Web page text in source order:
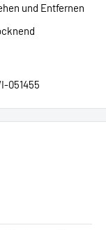
und Entfernen
051455